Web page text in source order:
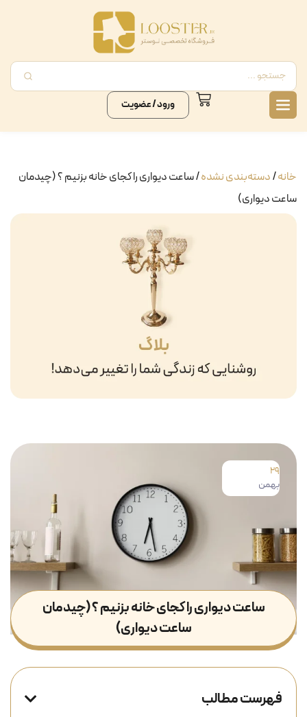
ورود / عضویت
خانه/دسته‌بندی نشده/ ساعت دیواری را کجای خانه بزنیم ؟ (چیدمان
ساعت دیواری)
29
بهمن
ساعت دیواری را کجای خانه بزنیم ؟ (چیدمان
ساعت دیواری)
فهرست مطالب